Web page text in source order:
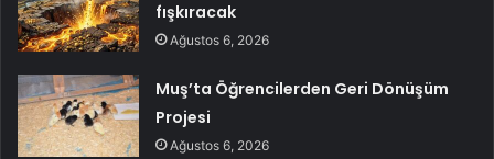
fışkıracak
Ağustos 6, 2026
Muş’ta Öğrencilerden Geri Dönüşüm
Projesi
Ağustos 6, 2026